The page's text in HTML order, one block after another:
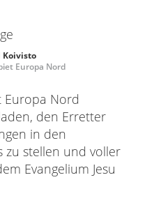
Koivisto
Europa Nord
Europa Nord
den Erretter
in den
zu stellen und voller
Evangelium Jesu